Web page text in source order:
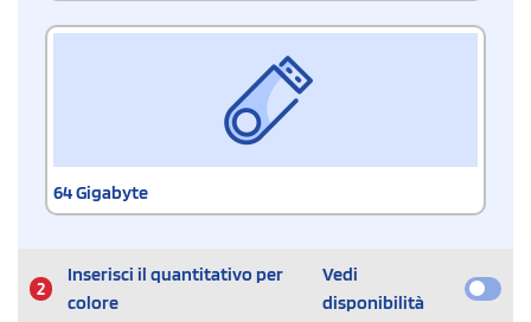
64 Gigabyte
2
Inserisci il quantitativo per
colore
Vedi
disponibilità